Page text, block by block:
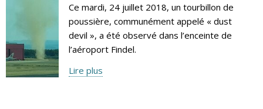
Ce mardi, 24 juillet 2018, un tourbillon de
poussière, communément appelé « dust
devil », a été observé dans l’enceinte de
l’aéroport Findel.
Lire plus